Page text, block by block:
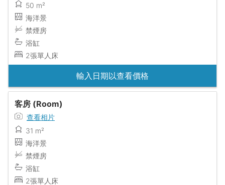
50 m²
海洋景
禁煙房
浴缸
2張單人床
輸入日期以查看價格
客房 (Room)
查看相片
31 m²
海洋景
禁煙房
浴缸
2張單人床